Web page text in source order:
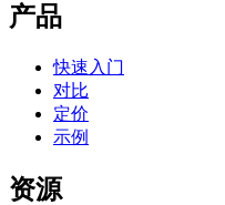
产品
快速入门
对比
定价
示例
资源